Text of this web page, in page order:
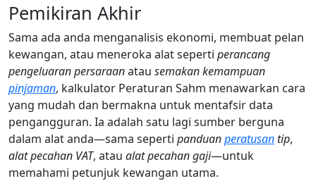
Pemikiran Akhir
Sama ada anda menganalisis ekonomi, membuat pelan
kewangan, atau meneroka alat seperti perancang
pengeluaran persaraanatau semakan kemampuan
pinjaman, kalkulator Peraturan Sahm menawarkan cara
yang mudah dan bermakna untuk mentafsir data
pengangguran. Ia adalah satu lagi sumber berguna
dalam alat anda—sama seperti panduanperatusantip,
alat pecahan VAT, atau alat pecahan gaji—untuk
memahami petunjuk kewangan utama.